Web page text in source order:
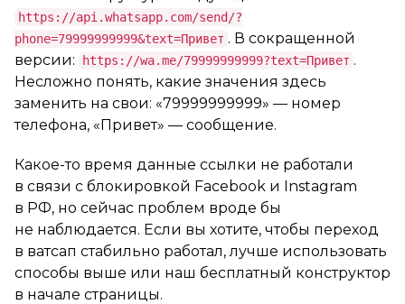
https://api.whatsapp.com/send/?
phone=79999999999&text=Привет . В сокращенной
версии:
https://wa.me/79999999999?text=Привет .
Несложно понять, какие значения здесь
заменить на свои: «79999999999» — номер
телефона, «Привет» — сообщение.
Какое-то время данные ссылки не работали
в связи с блокировкой Facebook и Instagram
в РФ, но сейчас проблем вроде бы
не наблюдается. Если вы хотите, чтобы переход
в ватсап стабильно работал, лучше использовать
способы выше или наш бесплатный конструктор
в начале страницы.